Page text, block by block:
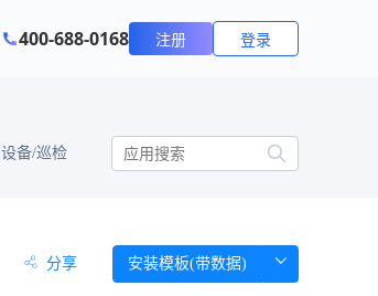
400-688-0168 注册 登录
设备/巡检
分享 安装模板(带数据)